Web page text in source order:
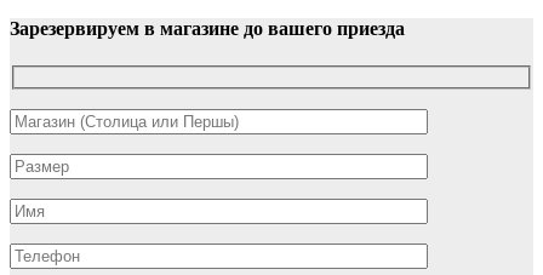
Зарезервируем в магазине до вашего приезда